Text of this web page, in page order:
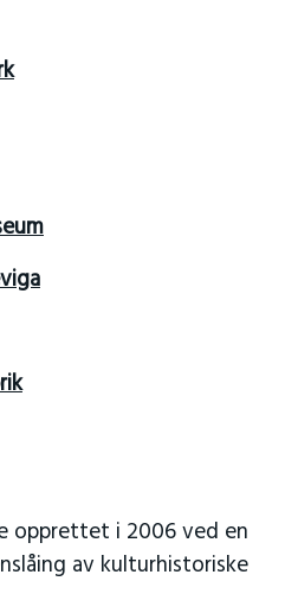
opprettet i 2006 ved en
av kulturhistoriske